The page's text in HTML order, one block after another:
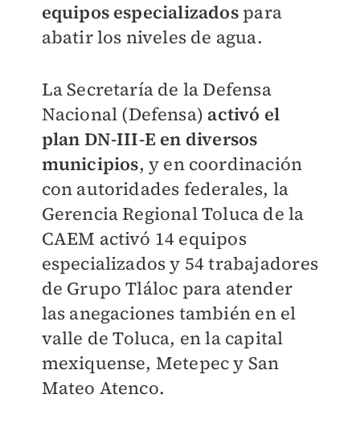
equipos especializados para
abatir los niveles de agua.
La Secretaría de la Defensa
Nacional (Defensa) activó el
plan DN-III-E en diversos
municipios, y en coordinación
con autoridades federales, la
Gerencia Regional Toluca de la
CAEM activó 14 equipos
especializados y 54 trabajadores
de Grupo Tláloc para atender
las anegaciones también en el
valle de Toluca, en la capital
mexiquense, Metepec y San
Mateo Atenco.